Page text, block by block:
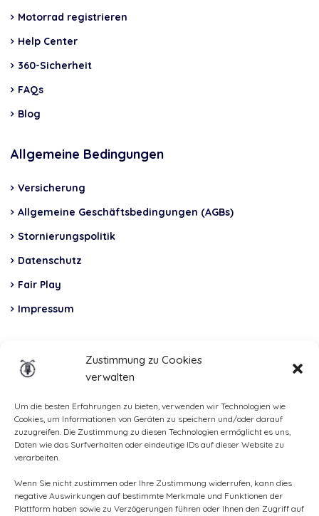
Zustimmung zu Cookies
verwalten
Um die besten Erfahrungen zu bieten, verwenden wir Technologien wie
Cookies, um Informationen von Geräten zu speichern und/oder darauf
zuzugreifen. Die Zustimmung zu diesen Technologien ermöglicht es uns,
Daten wie das Surfverhalten oder eindeutige IDs auf dieser Website zu
verarbeiten.
Wenn Sie nicht zustimmen oder Ihre Zustimmung widerrufen, kann dies
negative Auswirkungen auf bestimmte Merkmale und Funktionen der
Plattform haben sowie zu Verzögerungen führen oder Ihnen den Zugriff auf
Motorrad registrieren
Help Center
360-Sicherheit
FAQs
Blog
Allgemeine Bedingungen
Versicherung
Allgemeine Geschäftsbedingungen (AGBs)
Stornierungspolitik
Datenschutz
Fair Play
Impressum
Total Casco, Partner
Methods
of
payment